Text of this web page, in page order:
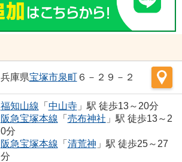
兵庫県宝塚市泉町６－２９－２
福知山線 「 中山寺」駅 徒歩13～20分
阪急宝塚本線 「 売布神社 」駅 徒歩13～2
0分
阪急宝塚本線 「 清荒神 」駅 徒歩25～27
分